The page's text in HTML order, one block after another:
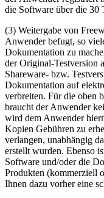
die Software über die 30
(3) Weitergabe von
Anwender befugt, so
Dokumentation zu
der Original-Testversion
Shareware- bzw.
Dokumentation auf
verbreiten. Für die oben
braucht der Anwender
wird dem Anwender
Kopien Gebühren zu
verlangen, unabhängig
erstellt wurden. Ebenso
Software und/oder die
Produkten (kommerziell
Ihnen dazu vorher eine